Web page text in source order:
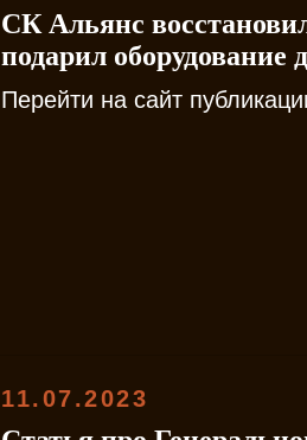
СК Альянс
подарил оборудование
Перейти на сайт
11.07.2023